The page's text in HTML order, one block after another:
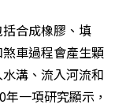
合成橡膠、填
車過程會產生顆
溝、流入河流和
一項研究顯示，